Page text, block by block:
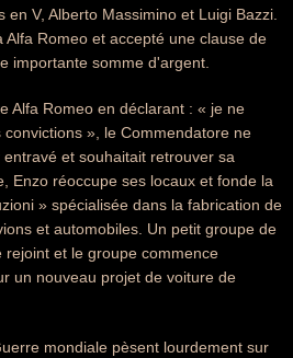
V, Alberto Massimino et Luigi Bazzi.
Romeo et accepté une clause de
importante somme d'argent.
Alfa Romeo en déclarant : « je ne
», le Commendatore ne
et souhaitait retrouver sa
Enzo réoccupe ses locaux et fonde la
» spécialisée dans la fabrication de
et automobiles. Un petit groupe de
rejoint et le groupe commence
un nouveau projet de voiture de
mondiale pèsent lourdement sur